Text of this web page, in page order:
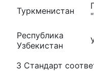
Туркменистан
Республика
Узбекистан
3 Стандарт